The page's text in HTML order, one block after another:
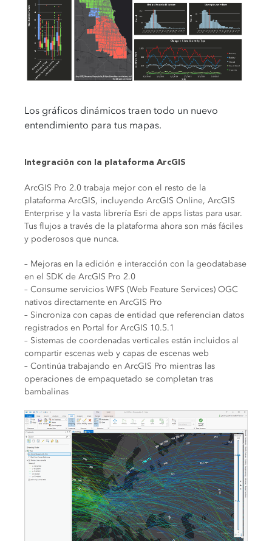
Los gráficos dinámicos traen todo un nuevo
entendimiento para tus mapas.
Integración con la plataforma ArcGIS
ArcGIS Pro 2.0 trabaja mejor con el resto de la
plataforma ArcGIS, incluyendo ArcGIS Online, ArcGIS
Enterprise y la vasta librería Esri de apps listas para usar.
Tus flujos a través de la plataforma ahora son más fáciles
y poderosos que nunca.
– Mejoras en la edición e interacción con la geodatabase
en el SDK de ArcGIS Pro 2.0
– Consume servicios WFS (Web Feature Services) OGC
nativos directamente en ArcGIS Pro
– Sincroniza con capas de entidad que referencian datos
registrados en Portal for ArcGIS 10.5.1
– Sistemas de coordenadas verticales están incluidos al
compartir escenas web y capas de escenas web
– Continúa trabajando en ArcGIS Pro mientras las
operaciones de empaquetado se completan tras
bambalinas